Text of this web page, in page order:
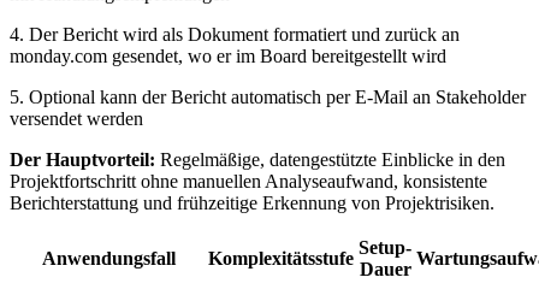
4. Der Bericht wird als Dokument formatiert und zurück an
monday.com gesendet, wo er im Board bereitgestellt wird
5. Optional kann der Bericht automatisch per E-Mail an Stakeholder
versendet werden
Der Hauptvorteil: Regelmäßige, datengestützte Einblicke in den
Projektfortschritt ohne manuellen Analyseaufwand, konsistente
Berichterstattung und frühzeitige Erkennung von Projektrisiken.
Anwendungsfall Komplexitätsstufe
Setup-
Dauer